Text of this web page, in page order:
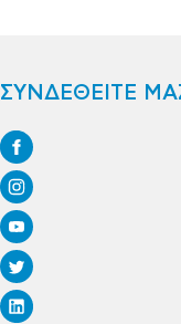
ΣΥΝΔΕΘΕΙΤΕ